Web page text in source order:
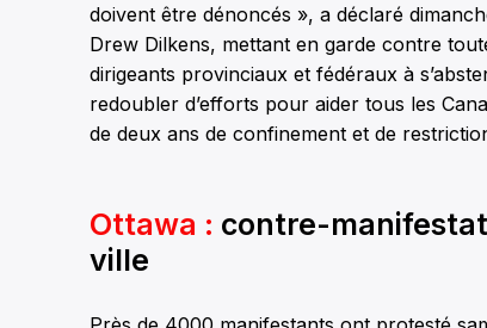
doivent être dénoncés », a déclaré
Drew Dilkens, mettant en garde contre
dirigeants provinciaux et fédéraux à
redoubler d’efforts pour aider tous les
de deux ans de confinement et de
Ottawa : contre-
ville